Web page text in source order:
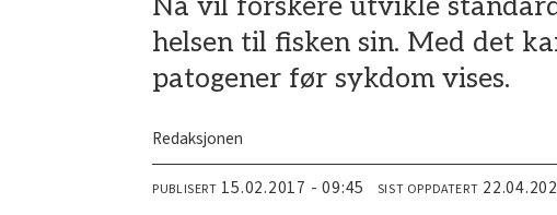
Nå vil forskere utvikle
helsen til fisken sin. Med det
patogener før sykdom vises.
Redaksjonen
PUBLISERT 15.02.2017 - 09:45 SIST OPPDATERT